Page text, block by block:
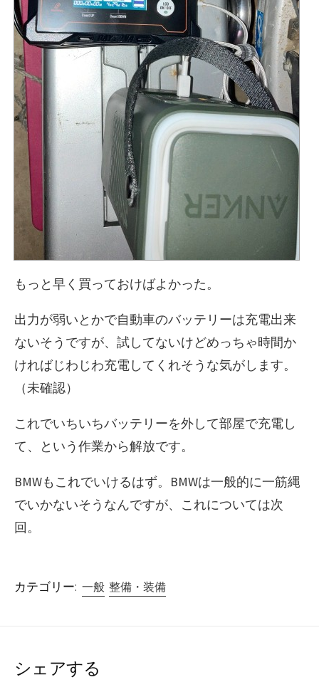
もっと早く買っておけばよかった。
出力が弱いとかで自動車のバッテリーは充電出来
ないそうですが、試してないけどめっちゃ時間か
ければじわじわ充電してくれそうな気がします。
（未確認）
これでいちいちバッテリーを外して部屋で充電し
て、という作業から解放です。
BMWもこれでいけるはず。BMWは一般的に一筋縄
でいかないそうなんですが、これについては次
回。
カテゴリー: 一般 整備・装備
シェアする